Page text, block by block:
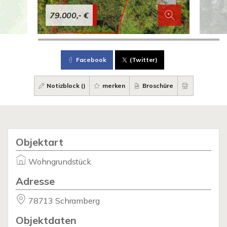
79.000,- €
Facebook (Twitter)
Notizblock () merken Broschüre
Objektart
Wohngrundstück
Adresse
78713 Schramberg
Objektdaten